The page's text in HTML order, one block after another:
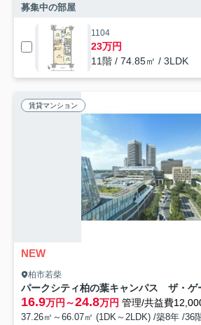
募集中の部屋
1104
23万円
11階 / 74.85㎡ / 3LDK
賃貸マンション
NEW
柏市若柴
16.9万円～24.8万円 管理/共益費
37.26㎡～66.07㎡ (1DK～2LDK) /築8年 /36